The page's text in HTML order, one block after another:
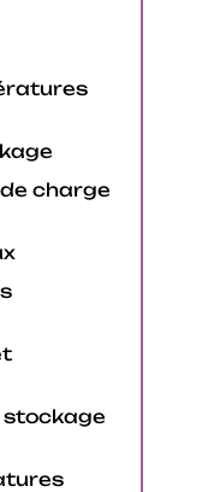
charge
stockage